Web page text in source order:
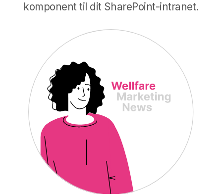
komponent til dit SharePoint-intranet.